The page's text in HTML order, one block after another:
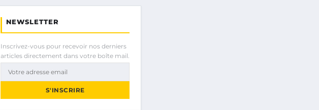
NEWSLETTER
Inscrivez-vous pour recevoir nos derniers
articles directement dans votre boîte mail.
S'INSCRIRE